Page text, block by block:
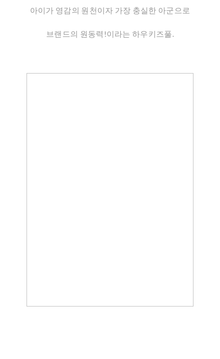
아이가 영감의 원천이자 가장 충실한 아군으로
브랜드의 원동력!이라는 하우키즈풀.